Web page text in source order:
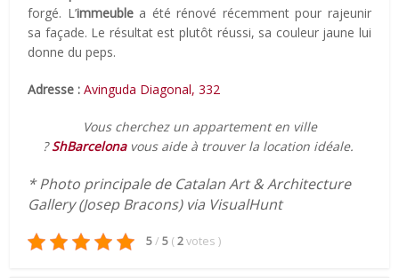
forgé. L’immeublea été rénové récemment pour rajeunir
sa façade. Le résultat est plutôt réussi, sa couleur jaune lui
donne du peps.
Adresse : Avinguda Diagonal, 332
Vous cherchez un appartement en ville
?ShBarcelonavous aide à trouver la location idéale.
* Photo principale de Catalan Art & Architecture
Gallery (Josep Bracons) via VisualHunt
5/ 5 (2votes )